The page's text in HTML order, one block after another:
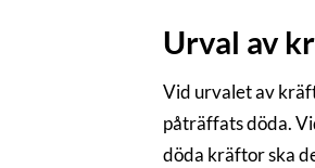
Urval av
Vid urvalet av
påträffats döda.
döda kräftor ska